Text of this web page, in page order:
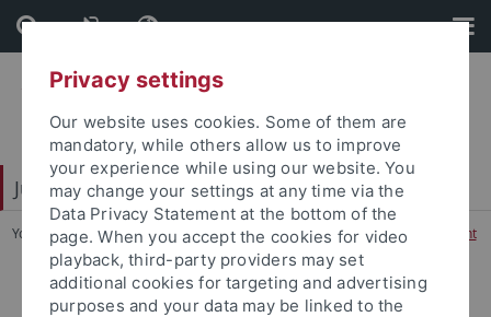
Skip
to
content
Skip
to
footer
Juristische Fakultät
You are here: Startseite ... 1. Unternehmens- und Wirtschaftsrecht
Lehre
Privacy settings
Our website uses cookies. Some of them are
mandatory, while others allow us to improve
your experience while using our website. You
may change your settings at any time via the
Data Privacy Statement at the bottom of the
page. When you accept the cookies for video
playback, third-party providers may set
additional cookies for targeting and advertising
purposes and your data may be linked to the